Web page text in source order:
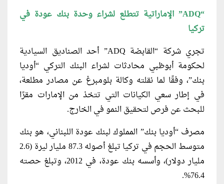
“ADQ” الإماراتية تتطلع لشراء وحدة بنك عودة في
تركيا
تجري شركة “القابضة ADQ” أحد الصناديق السيادية
لحكومة أبوظبي محادثات لشراء البنك التركي “أوديا
بنك”، وفقًا لما نقلته وكالة بلومبرغ عن مصادر مطلعة،
في إطار سعي الكيانات التي تتخذ من الإمارات مقرًا
للبحث عن فرص لتحقيق النمو في الخارج.
مصرف “أوديا بنك” المملوك لبنك عودة اللبناني، هو بنك
متوسط الحجم في تركيا تبلغ أصوله 87.3 مليار ليرة (2.6
مليار دولار)، وأسسه بنك عودة، في 2012، وتبلغ حصته
76.4%.